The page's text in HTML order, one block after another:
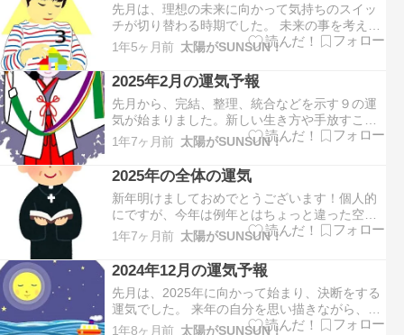
先月は、理想の未来に向かって気持ちのスイッ
チが切り替わる時期でした。 未来の事を考えて
行動を起こしたり、憂いていた方は多いのでは
ないでしょうか。 まだ見ぬ未来が現実になった
かのように感じていたと思います。今月は、歓
喜、創造、希望などを示す３の運気となりま
す。 思考がポジティブに…
1年5ヶ月前 太陽がSUNSUN！
2025年2月の運気予報
先月から、完結、整理、統合などを示す９の運
気が始まりました。新しい生き方や手放すこと
を意識された方は多いのではないでしょうか。
いつもより具体的で、固い決意のようのものを
感じていたと思います。今月は、直観力、感受
性、理想主義などを示す１１の運気となりま
す。2024年11月から始ま…
1年7ヶ月前 太陽がSUNSUN！
2025年の全体の運気
新年明けましておめでとうございます！個人的
にですが、今年は例年とはちょっと違った空気
を感じています。何が違うのか？をじっくりと
味わいながら過ごしたいと思っています。(^｡^)
今年の運気です。2025年は完結、整理、統合な
どを示す９の運気となります。2017年から始ま
った運気の流…
1年7ヶ月前 太陽がSUNSUN！
2024年12月の運気予報
先月は、2025年に向かって始まり、決断をする
運気でした。 来年の自分を思い描きながら、忙
しく動き回っていた方は多いのではないでしょ
1年8ヶ月前 太陽がSUNSUN！